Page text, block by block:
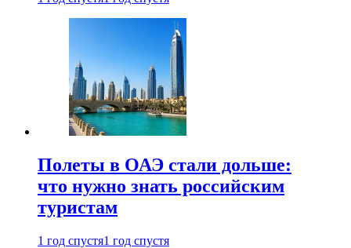
Полеты в ОАЭ стали дольше:
что нужно знать российским
туристам
1 год спустя1 год спустя